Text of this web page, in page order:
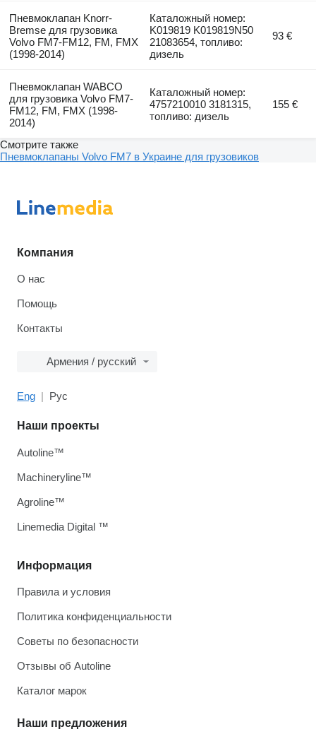
Пневмоклапан Knorr-
Bremse для грузовика
Volvo FM7-FM12, FM, FMX
(1998-2014)
Каталожный номер:
K019819 K019819N50
21083654, топливо:
дизель
93 €
Пневмоклапан WABCO
для грузовика Volvo FM7-
FM12, FM, FMX (1998-
2014)
Каталожный номер:
4757210010 3181315,
топливо: дизель
155 €
Смотрите также
Пневмоклапаны Volvo FM7 в Украине для грузовиков
Компания
О нас
Помощь
Контакты
Армения / русский
Eng Рус
Информация
Правила и условия
Политика конфиденциальности
Советы по безопасности
Отзывы об Autoline
Каталог марок
Наши предложения
Наши проекты
Autoline™
Machineryline™
Agroline™
Linemedia Digital ™